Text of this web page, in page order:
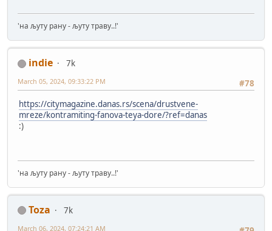
'на љуту рану - љуту траву..!'
indie
7k
#78
March 05, 2024, 09:33:22 PM
https://citymagazine.danas.rs/scena/drustvene-
mreze/kontramiting-fanova-teya-dore/?ref=danas
:)
'на љуту рану - љуту траву..!'
Toza
7k
March 06, 2024, 07:24:21 AM